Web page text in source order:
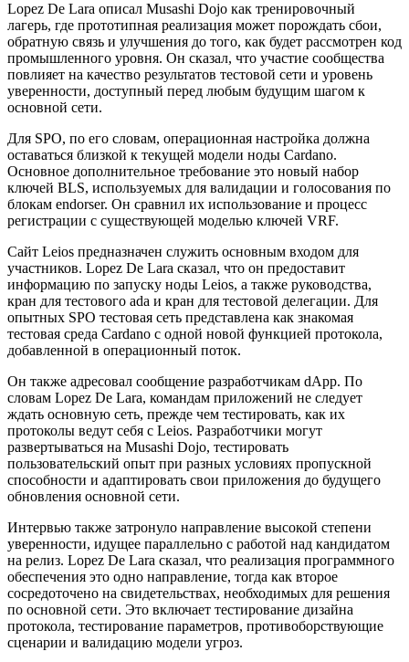
Lopez De Lara описал Musashi Dojo как тренировочный
лагерь, где прототипная реализация может порождать сбои,
обратную связь и улучшения до того, как будет рассмотрен код
промышленного уровня. Он сказал, что участие сообщества
повлияет на качество результатов тестовой сети и уровень
уверенности, доступный перед любым будущим шагом к
основной сети.
Для SPO, по его словам, операционная настройка должна
оставаться близкой к текущей модели ноды Cardano.
Основное дополнительное требование это новый набор
ключей BLS, используемых для валидации и голосования по
блокам endorser. Он сравнил их использование и процесс
регистрации с существующей моделью ключей VRF.
Сайт Leios предназначен служить основным входом для
участников. Lopez De Lara сказал, что он предоставит
информацию по запуску ноды Leios, а также руководства,
кран для тестового ada и кран для тестовой делегации. Для
опытных SPO тестовая сеть представлена как знакомая
тестовая среда Cardano с одной новой функцией протокола,
добавленной в операционный поток.
Он также адресовал сообщение разработчикам dApp. По
словам Lopez De Lara, командам приложений не следует
ждать основную сеть, прежде чем тестировать, как их
протоколы ведут себя с Leios. Разработчики могут
развертываться на Musashi Dojo, тестировать
пользовательский опыт при разных условиях пропускной
способности и адаптировать свои приложения до будущего
обновления основной сети.
Интервью также затронуло направление высокой степени
уверенности, идущее параллельно с работой над кандидатом
на релиз. Lopez De Lara сказал, что реализация программного
обеспечения это одно направление, тогда как второе
сосредоточено на свидетельствах, необходимых для решения
по основной сети. Это включает тестирование дизайна
протокола, тестирование параметров, противоборствующие
сценарии и валидацию модели угроз.